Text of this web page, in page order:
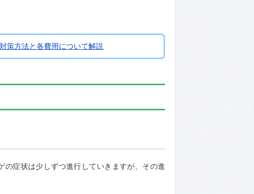
策方法と各費用について解説
の症状は少しずつ進行していきますが、その進